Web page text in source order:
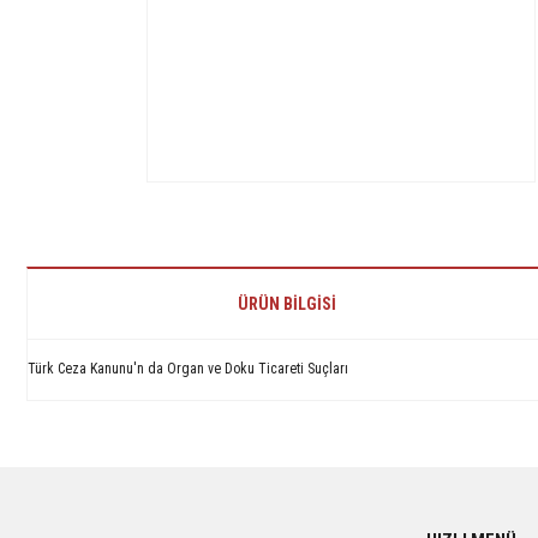
ÜRÜN BILGISI
Türk Ceza Kanunu'n da Organ ve Doku Ticareti Suçları